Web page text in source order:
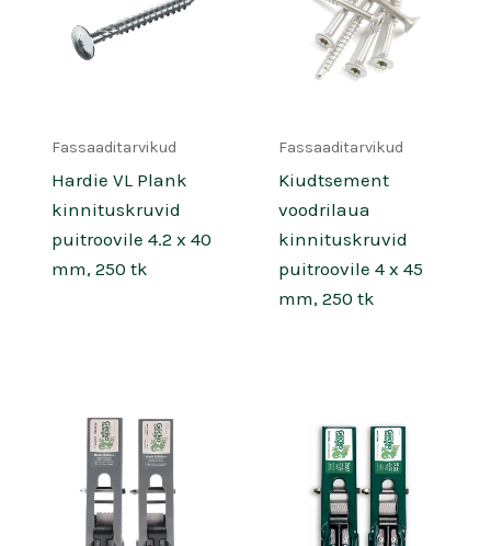
Fassaaditarvikud
Hardie VL Plank
kinnituskruvid
puitroovile 4.2 x 40
mm, 250 tk
Fassaaditarvikud
Kiudtsement
voodrilaua
kinnituskruvid
puitroovile 4 x 45
mm, 250 tk